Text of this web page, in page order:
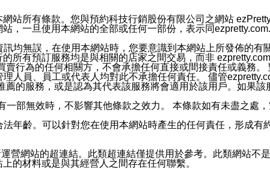
聯絡並傳送或宣傳本網站各項服務之資料或電子郵件供您
使未加入本公司/本服務好友，您仍可接收到通知型訊息。
訊息為限，以廣告或其他目的的訊息皆不會被傳送。滿足以
電話號碼比對相符。
型訊息。
企業官方帳號或認證官方帳號的通知型訊息。
站所有條款。您與預約科技行銷股份有限公司之網站
，一旦使用本網站的全部或任何一部份，表示同
均無誤，在使用本網站時，您要意識到本網站上所發佈的
所有預訂服務均是與相關的店家之間交易，而非
賣行為的任何相關方，不會承擔任何直接或間接責任或義務
人員、員工或代表人均對此不承擔任何責任。 儘管
的服務，或是認為其代表該服務將會適用於該用戶。如果該
部無效時，不影響其他條款之效力。 本條款如有未盡之處
年齡。可以針對您在使用本網站時產生的任何責任，形成
營網站的超連結。此類超連結僅提供用於參考。此類網站不
的材料或是與其經營人之間存在任何聯繫。